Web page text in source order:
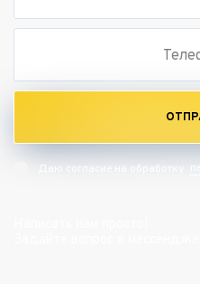
Даю согласие на обработку